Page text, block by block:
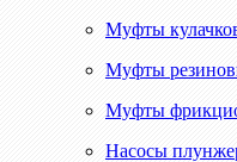
Муфты
Муфты
Муфты
Насосы